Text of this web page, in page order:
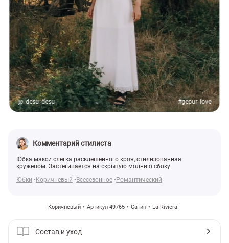
@_desu_desu_ #gepur_love
Комментарий стилиста
Юбка макси слегка расклешенного кроя, стилизованная
кружевом. Застёгивается на скрытую молнию сбоку
Юбки
Коричневый Всесезонное Романтический
Коричневый Артикул 49765 Сатин La Riviera
Состав и уход